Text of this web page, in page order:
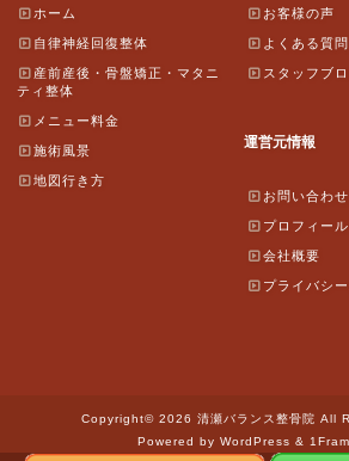
ホーム
自律神経回復整体
産前産後・骨盤矯正・マタニ
ティ整体
メニュー料金
施術風景
地図行き方
お客様の声
よくある質問
スタッフブ
運営元情報
お問い合わせ
プロフィール
会社概要
プライバシ
Copyright© 2026 清瀬バランス整骨院 All
Powered by WordPress &